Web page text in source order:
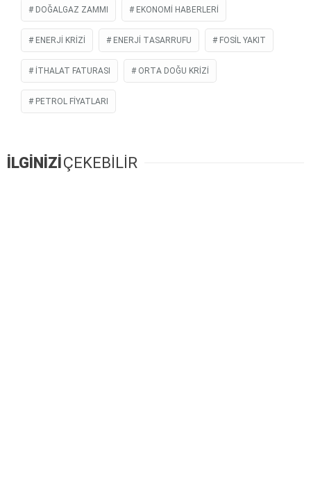
DOĞALGAZ ZAMMI EKONOMI HABERLERI
ENERJI KRIZI ENERJI TASARRUFU FOSIL YAKIT
İTHALAT FATURASI ORTA DOĞU KRIZI
PETROL FIYATLARI
İLGİNİZİÇEKEBİLİR